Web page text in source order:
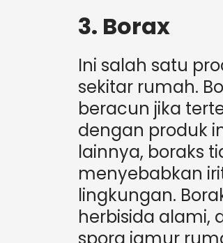
3. Borax
Ini salah satu
sekitar rumah.
beracun jika
dengan produk
lainnya, boraks
menyebabkan
lingkungan.
herbisida alami,